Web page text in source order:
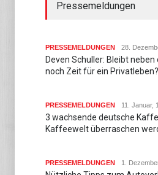
Pressemeldungen
PRESSEMELDUNGEN 28.
Deven Schuller: Bleibt neben
noch Zeit für ein Privatleben?
PRESSEMELDUNGEN 11. Januar,
3 wachsende deutsche
Kaffeewelt überraschen
PRESSEMELDUNGEN 1.